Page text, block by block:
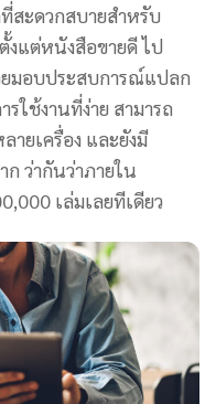
สะดวกสบายสำหรับ
แต่หนังสือขายดี ไป
มอบประสบการณ์แปลก
ใช้งานที่ง่าย สามารถ
ยเครื่อง และยังมี
ว่ากันว่าภายใน
เล่มเลยทีเดียว